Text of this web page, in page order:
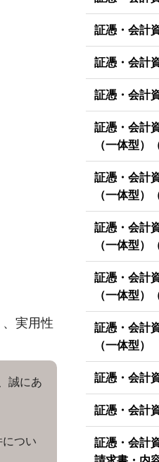
実用性
誠にあ
つい
証憑・会計
証憑・会計
証憑・会計
証憑・会計
（一体型）
証憑・会計
（一体型）
証憑・会計
（一体型）
証憑・会計
（一体型）
証憑・会計
（一体型）
証憑・会計
証憑・会計
証憑・会計